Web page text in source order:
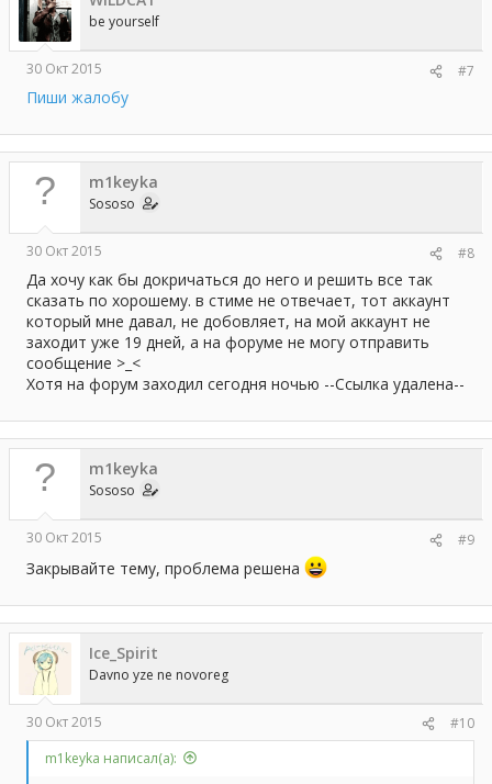
be yourself
30 Окт 2015 #7
Пиши жалобу
m1keyka
Sososo
30 Окт 2015 #8
Да хочу как бы докричаться до него и решить все так
сказать по хорошему. в стиме не отвечает, тот аккаунт
который мне давал, не добовляет, на мой аккаунт не
заходит уже 19 дней, а на форуме не могу отправить
сообщение >_<
Хотя на форум заходил сегодня ночью --Ссылка удалена--
m1keyka
Sososo
30 Окт 2015 #9
Закрывайте тему, проблема решена
Ice_Spirit
Davno yze ne novoreg
30 Окт 2015
#10
m1keyka написал(а):